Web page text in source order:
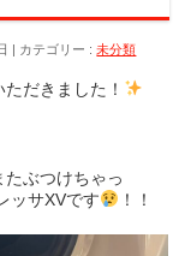
カテゴリー :未分類
だきました！
ぶつけちゃっ
ッサXVです
！！